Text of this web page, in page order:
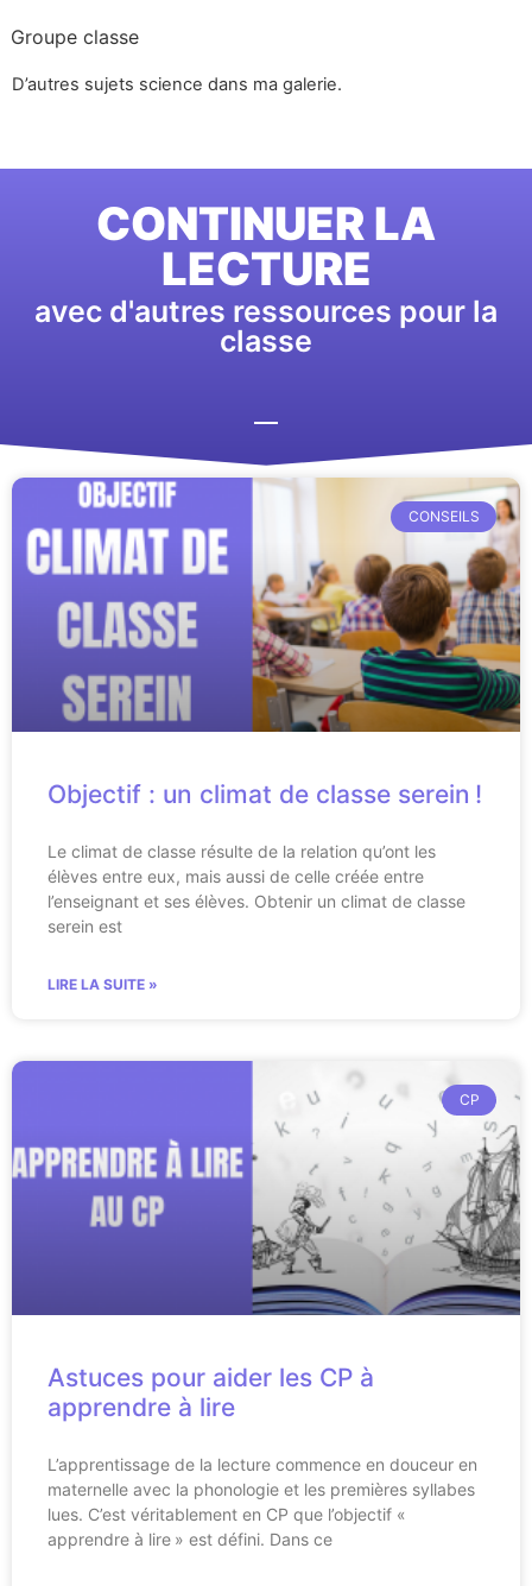
Groupe classe
D’autres sujets science dans ma galerie.
CONTINUER LA
LECTURE
avec d'autres ressources pour la
classe
CONSEILS
Objectif : un climat de classe serein !
Le climat de classe résulte de la relation qu’ont les
élèves entre eux, mais aussi de celle créée entre
l’enseignant et ses élèves. Obtenir un climat de classe
serein est
LIRE LA SUITE »
CP
Astuces pour aider les CP à
apprendre à lire
L’apprentissage de la lecture commence en douceur en
maternelle avec la phonologie et les premières syllabes
lues. C’est véritablement en CP que l’objectif «
apprendre à lire » est défini. Dans ce